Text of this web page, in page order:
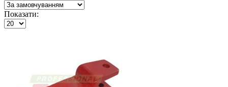
Показати: